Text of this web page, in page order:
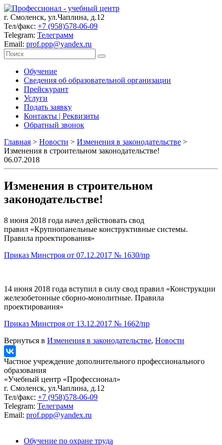
г. Смоленск, ул.Чаплина, д.12
Тел/факс: +7 (958)578-06-09
Telegram: Телеграмм
Email: prof.ppp@yandex.ru
Обучение
Сведения об образовательной организации
Прейскурант
Услуги
Подать заявку
Контакты | Реквизиты
Обратный звонок
Главная > Новости > Изменения в законодательстве >
Изменения в строительном законодательстве!
06.07.2018
Изменения в строительном
законодательстве!
8 июня 2018 года начел действовать свод
правил «Крупнопанельные конструктивные системы.
Правила проектирования»
Приказ Минстроя от 07.12.2017 № 1630/пр
14 июня 2018 года вступил в силу свод правил «Конструкции
железобетонные сборно-монолитные. Правила
проектирования»
Приказ Минстроя от 13.12.2017 № 1662/пр
Вернуться в Изменения в законодательстве, Новости
Частное учреждение дополнительного профессионального
образования
«Учебный центр «Профессионал»
г. Смоленск, ул.Чаплина, д.12
Тел/факс: +7 (958)578-06-09
Telegram: Телеграмм
Email: prof.ppp@yandex.ru
Обучение по охране труда